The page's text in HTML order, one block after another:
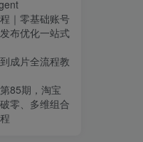
｜零基础账号
布优化一站式
成片全流程教
85期，淘宝
零、多维组合